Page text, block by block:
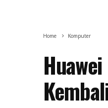
Home Komputer